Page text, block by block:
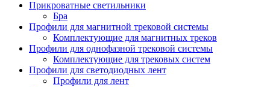
Прикроватные светильники
Бра
Профили для магнитной трековой системы
Комплектующие для магнитных треков
Профили для однофазной трековой системы
Комплектующие для трековых систем
Профили для светодиодных лент
Профили для лент